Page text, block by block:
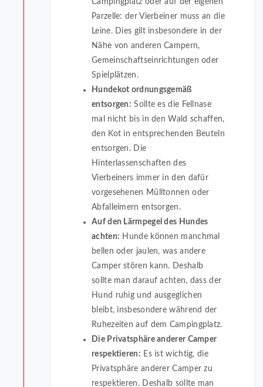
Campingplatz oder auf der eigenen
Parzelle: der Vierbeiner muss an die
Leine. Dies gilt insbesondere in der
Nähe von anderen Campern,
Gemeinschaftseinrichtungen oder
Spielplätzen.
Hundekot ordnungsgemäß
entsorgen: Sollte es die Fellnase
mal nicht bis in den Wald schaffen,
den Kot in entsprechenden Beuteln
entsorgen. Die
Hinterlassenschaften des
Vierbeiners immer in den dafür
vorgesehenen Mülltonnen oder
Abfalleimern entsorgen.
Auf den Lärmpegel des Hundes
achten: Hunde können manchmal
bellen oder jaulen, was andere
Camper stören kann. Deshalb
sollte man darauf achten, dass der
Hund ruhig und ausgeglichen
bleibt, insbesondere während der
Ruhezeiten auf dem Campingplatz.
Die Privatsphäre anderer Camper
respektieren: Es ist wichtig, die
Privatsphäre anderer Camper zu
respektieren. Deshalb sollte man